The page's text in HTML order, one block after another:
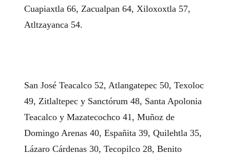
Cuapiaxtla 66, Zacualpan 64, Xiloxoxtla 57,
Atltzayanca 54.
San José Teacalco 52, Atlangatepec 50, Texoloc
49, Zitlaltepec y Sanctórum 48, Santa Apolonia
Teacalco y Mazatecochco 41, Muñoz de
Domingo Arenas 40, Españita 39, Quilehtla 35,
Lázaro Cárdenas 30, Tecopilco 28, Benito